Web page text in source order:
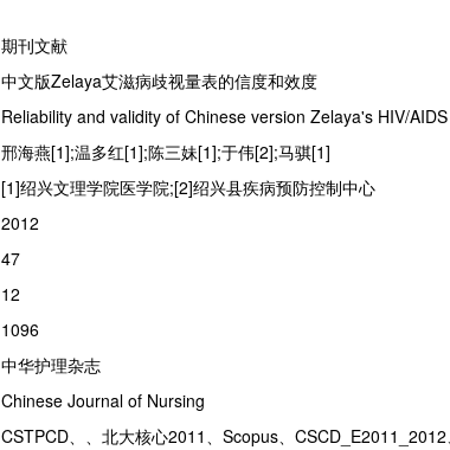
期刊文献
中文版Zelaya艾滋病歧视量表的信度和效度
Reliability and validity of Chinese version Zelaya's HIV/
邢海燕[1];温多红[1];陈三妹[1];于伟[2];马骐[1]
[1]绍兴文理学院医学院;[2]绍兴县疾病预防控制中心
2012
47
12
1096
中华护理杂志
Chinese Journal of Nursing
CSTPCD、、北大核心2011、Scopus、